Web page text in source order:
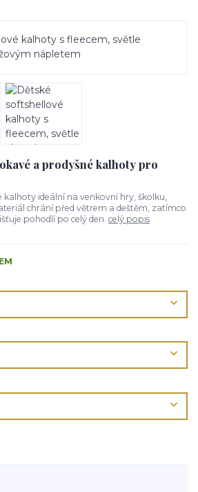
a prodyšné kalhoty pro
kalhoty ideální na venkovní hry, školku,
chrání před větrem a deštěm, zatímco
pohodlí po celý den. celý popis